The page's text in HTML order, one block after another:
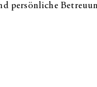
persönliche